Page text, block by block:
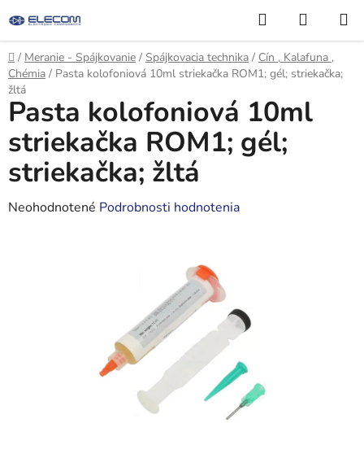
na
obsah
Hľadať
KOŠÍK
Domov
/ Meranie - Spájkovanie / Spájkovacia technika / Cín , Kalafuna ,
Chémia / Pasta kolofoniová 10ml striekačka ROM1; gél; striekačka;
žltá
Pasta kolofoniová 10ml
striekačka ROM1; gél;
striekačka; žltá
Priemerné
Neohodnotené Podrobnosti hodnotenia